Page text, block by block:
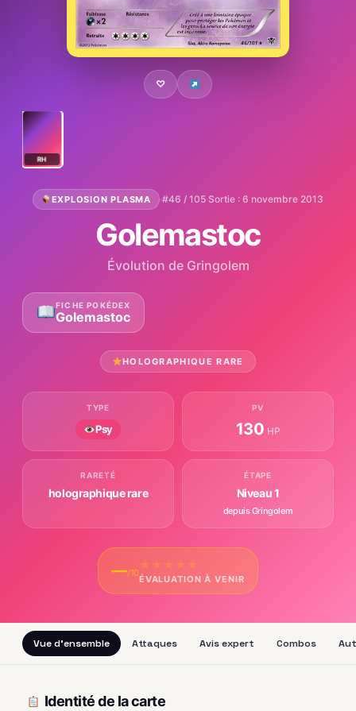
♡
RH
EXPLOSION PLASMA ·#46 / 105·Sortie : 6 novembre 2013
Golemastoc
Évolution de Gringolem
FICHE POKÉDEX
Golemastoc
HOLOGRAPHIQUE RARE
TYPE
Psy
PV
130 HP
RARETÉ
holographique rare
ÉTAPE
Niveau 1
depuis Gringolem
—/10
★ ★ ★ ★ ★
ÉVALUATION À VENIR
Vue d'ensemble Attaques Avis expert Combos
Identité de la carte